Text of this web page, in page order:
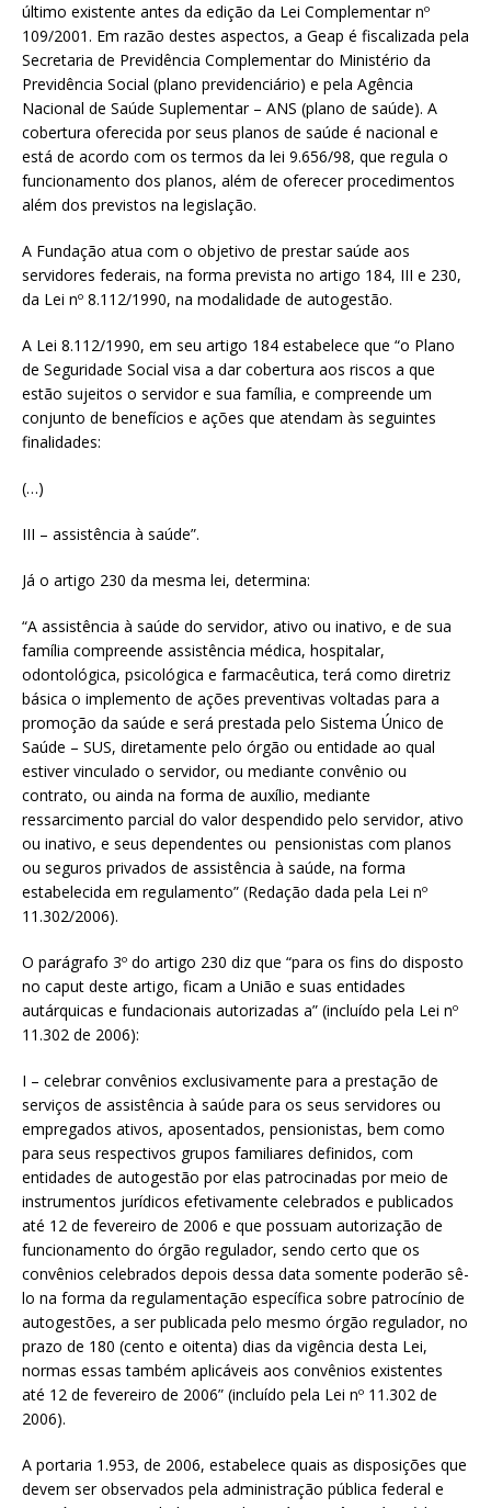
último existente antes da edição da Lei Complementar nº
109/2001. Em razão destes aspectos, a Geap é fiscalizada pela
Secretaria de Previdência Complementar do Ministério da
Previdência Social (plano previdenciário) e pela Agência
Nacional de Saúde Suplementar – ANS (plano de saúde). A
cobertura oferecida por seus planos de saúde é nacional e
está de acordo com os termos da lei 9.656/98, que regula o
funcionamento dos planos, além de oferecer procedimentos
além dos previstos na legislação.
A Fundação atua com o objetivo de prestar saúde aos
servidores federais, na forma prevista no artigo 184, III e 230,
da Lei nº 8.112/1990, na modalidade de autogestão.
A Lei 8.112/1990, em seu artigo 184 estabelece que “o Plano
de Seguridade Social visa a dar cobertura aos riscos a que
estão sujeitos o servidor e sua família, e compreende um
conjunto de benefícios e ações que atendam às seguintes
finalidades:
(…)
III – assistência à saúde”.
Já o artigo 230 da mesma lei, determina:
“A assistência à saúde do servidor, ativo ou inativo, e de sua
família compreende assistência médica, hospitalar,
odontológica, psicológica e farmacêutica, terá como diretriz
básica o implemento de ações preventivas voltadas para a
promoção da saúde e será prestada pelo Sistema Único de
Saúde – SUS, diretamente pelo órgão ou entidade ao qual
estiver vinculado o servidor, ou mediante convênio ou
contrato, ou ainda na forma de auxílio, mediante
ressarcimento parcial do valor despendido pelo servidor, ativo
ou inativo, e seus dependentes ou pensionistas com planos
ou seguros privados de assistência à saúde, na forma
estabelecida em regulamento” (Redação dada pela Lei nº
11.302/2006).
O parágrafo 3º do artigo 230 diz que “para os fins do disposto
no caput deste artigo, ficam a União e suas entidades
autárquicas e fundacionais autorizadas a” (incluído pela Lei nº
11.302 de 2006):
I – celebrar convênios exclusivamente para a prestação de
serviços de assistência à saúde para os seus servidores ou
empregados ativos, aposentados, pensionistas, bem como
para seus respectivos grupos familiares definidos, com
entidades de autogestão por elas patrocinadas por meio de
instrumentos jurídicos efetivamente celebrados e publicados
até 12 de fevereiro de 2006 e que possuam autorização de
funcionamento do órgão regulador, sendo certo que os
convênios celebrados depois dessa data somente poderão sê-
lo na forma da regulamentação específica sobre patrocínio de
autogestões, a ser publicada pelo mesmo órgão regulador, no
prazo de 180 (cento e oitenta) dias da vigência desta Lei,
normas essas também aplicáveis aos convênios existentes
até 12 de fevereiro de 2006” (incluído pela Lei nº 11.302 de
2006).
A portaria 1.953, de 2006, estabelece quais as disposições que
devem ser observados pela administração pública federal e